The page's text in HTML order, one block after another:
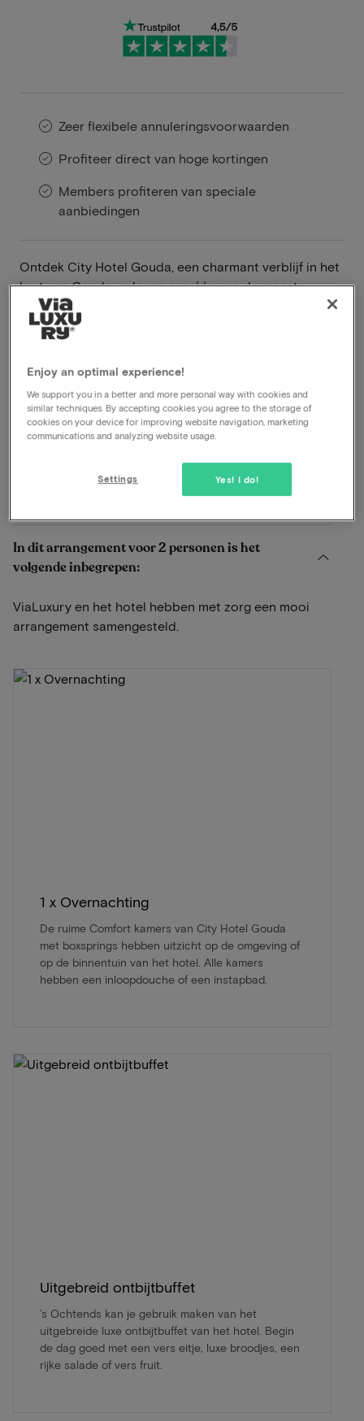
Zeer flexibele annuleringsvoorwaarden
Profiteer direct van hoge kortingen
Members profiteren van speciale
aanbiedingen
Ontdek City Hotel Gouda, een charmant verblijf in het
hart van Gouda, gelegen aan één van de meest
pittoreske grachten van de stad. Dit unieke hotel is
een ode aan de rijke historie van Gouda, met een
kleurenschema geïnspireerd door het stadswapen en
de beroemde Goudse kaas, en kamernamen en foto’s
die eer betonen aan lokale bezienswaardigheden.
Lees meer
Bekijk op kaart
In dit arrangement voor 2 personen is het
volgende inbegrepen:
ViaLuxury en het hotel hebben met zorg een mooi
arrangement samengesteld.
1 x Overnachting
De ruime Comfort kamers van City Hotel Gouda
met boxsprings hebben uitzicht op de omgeving of
op de binnentuin van het hotel. Alle kamers
hebben een inloopdouche of een instapbad.
Uitgebreid ontbijtbuffet
’s Ochtends kan je gebruik maken van het
uitgebreide luxe ontbijtbuffet van het hotel. Begin
de dag goed met een vers eitje, luxe broodjes, een
rijke salade of vers fruit.
Enjoy an optimal experience!
We support you in a better and more personal way with cookies and
similar techniques. By accepting cookies you agree to the storage of
cookies on your device for improving website navigation, marketing
communications and analyzing website usage.
Yes! I do!
Settings